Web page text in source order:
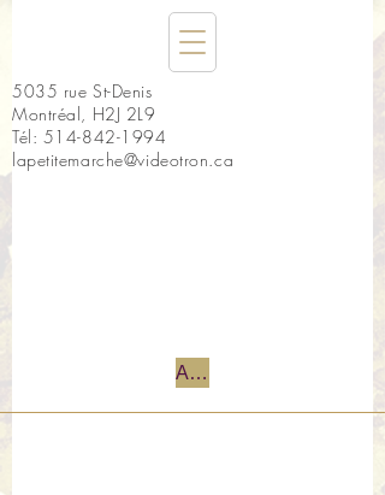
5035 rue St-Denis
Montréal, H2J 2L9
Tél: 514-842-1994
lapetitemarche@videotron.ca
Accueil